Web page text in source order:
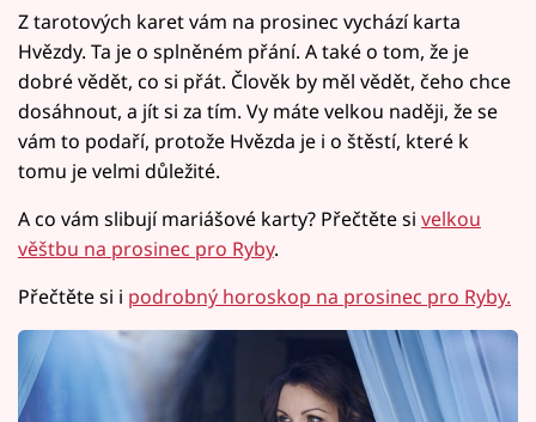
Z tarotových karet vám na prosinec vychází karta
Hvězdy. Ta je o splněném přání. A také o tom, že je
dobré vědět, co si přát. Člověk by měl vědět, čeho chce
dosáhnout, a jít si za tím. Vy máte velkou naději, že se
vám to podaří, protože Hvězda je i o štěstí, které k
tomu je velmi důležité.
A co vám slibují mariášové karty? Přečtěte si velkou
věštbu na prosinec pro Ryby.
Přečtěte si i podrobný horoskop na prosinec pro Ryby.